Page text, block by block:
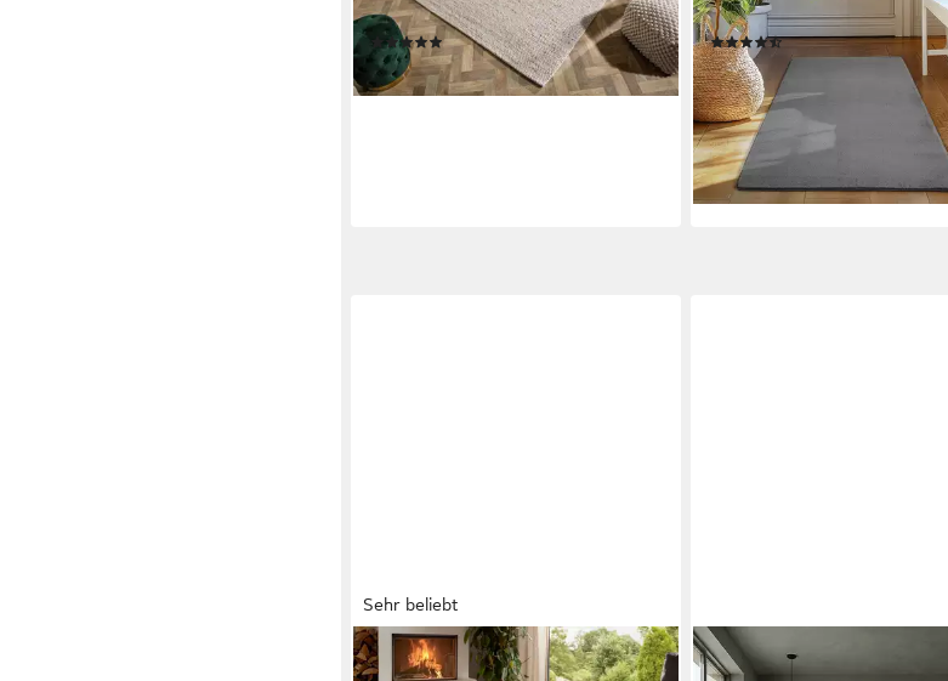
XXL · Landhausstil
(1)
299,95 €
lieferbar - in 7-9 Werktagen bei dir
Schlafzimmer,Kinderzimmer
(150)
ab 37,90 €
-50%
lieferbar - in 4-5 Werktagen bei dir
Sehr beliebt
TARACARPET KADIMA DESIGN